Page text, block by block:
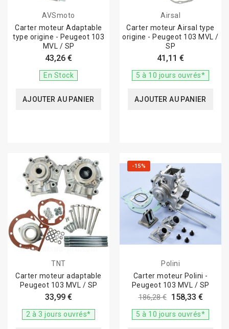
AVSmoto
Carter moteur Adaptable
type origine - Peugeot 103
MVL / SP
43,26 €
En Stock
AJOUTER AU PANIER
Airsal
Carter moteur Airsal type
origine - Peugeot 103 MVL /
SP
41,11 €
5 à 10 jours ouvrés*
AJOUTER AU PANIER
TNT
Carter moteur adaptable
Peugeot 103 MVL / SP
33,99 €
2 à 3 jours ouvrés*
-15%
Polini
Carter moteur Polini -
Peugeot 103 MVL / SP
186,28 € 158,33 €
5 à 10 jours ouvrés*